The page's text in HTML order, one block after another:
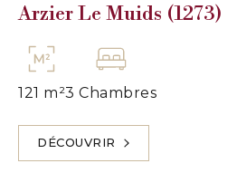
Arzier Le Muids (1273)
121 m²3 Chambres
DÉCOUVRIR